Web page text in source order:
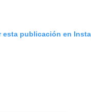
esta publicación en